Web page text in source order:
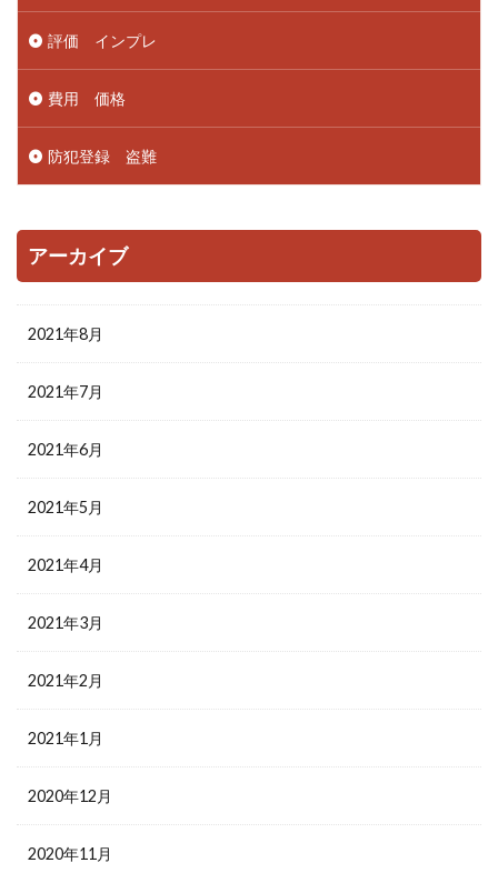
評価 インプレ
費用 価格
防犯登録 盗難
アーカイブ
2021年8月
2021年7月
2021年6月
2021年5月
2021年4月
2021年3月
2021年2月
2021年1月
2020年12月
2020年11月